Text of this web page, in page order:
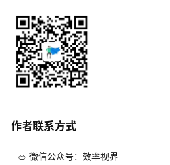
作者联系方式
🥗 微信公众号：效率视界